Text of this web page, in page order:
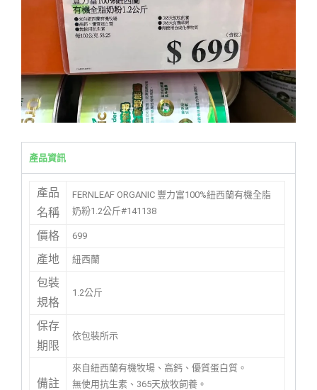
產品資訊
產品
名稱
FERNLEAF ORGANIC 豐力富100%紐西蘭有機全脂
奶粉1.2公斤#141138
價格 699
產地 紐西蘭
包裝
規格
1.2公斤
保存
期限
依包裝所示
備註
來自紐西蘭有機牧場、高鈣、優質蛋白質。
無使用抗生素、365天放牧飼養。